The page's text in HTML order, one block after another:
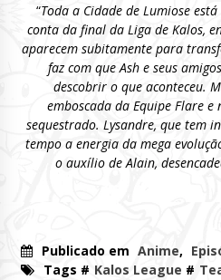
“Toda a Cidade de Lumiose
conta da final da Liga de Kalos,
aparecem subitamente para
faz com que Ash e seus
descobrir o que aconteceu.
emboscada da Equipe Flare e
sequestrado. Lysandre, que tem
tempo a energia da mega
o auxílio de Alain,
Publicado em Anime,
Tags # Kalos League #